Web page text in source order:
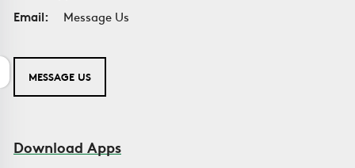
Email:
Message Us
MESSAGE US
Download Apps